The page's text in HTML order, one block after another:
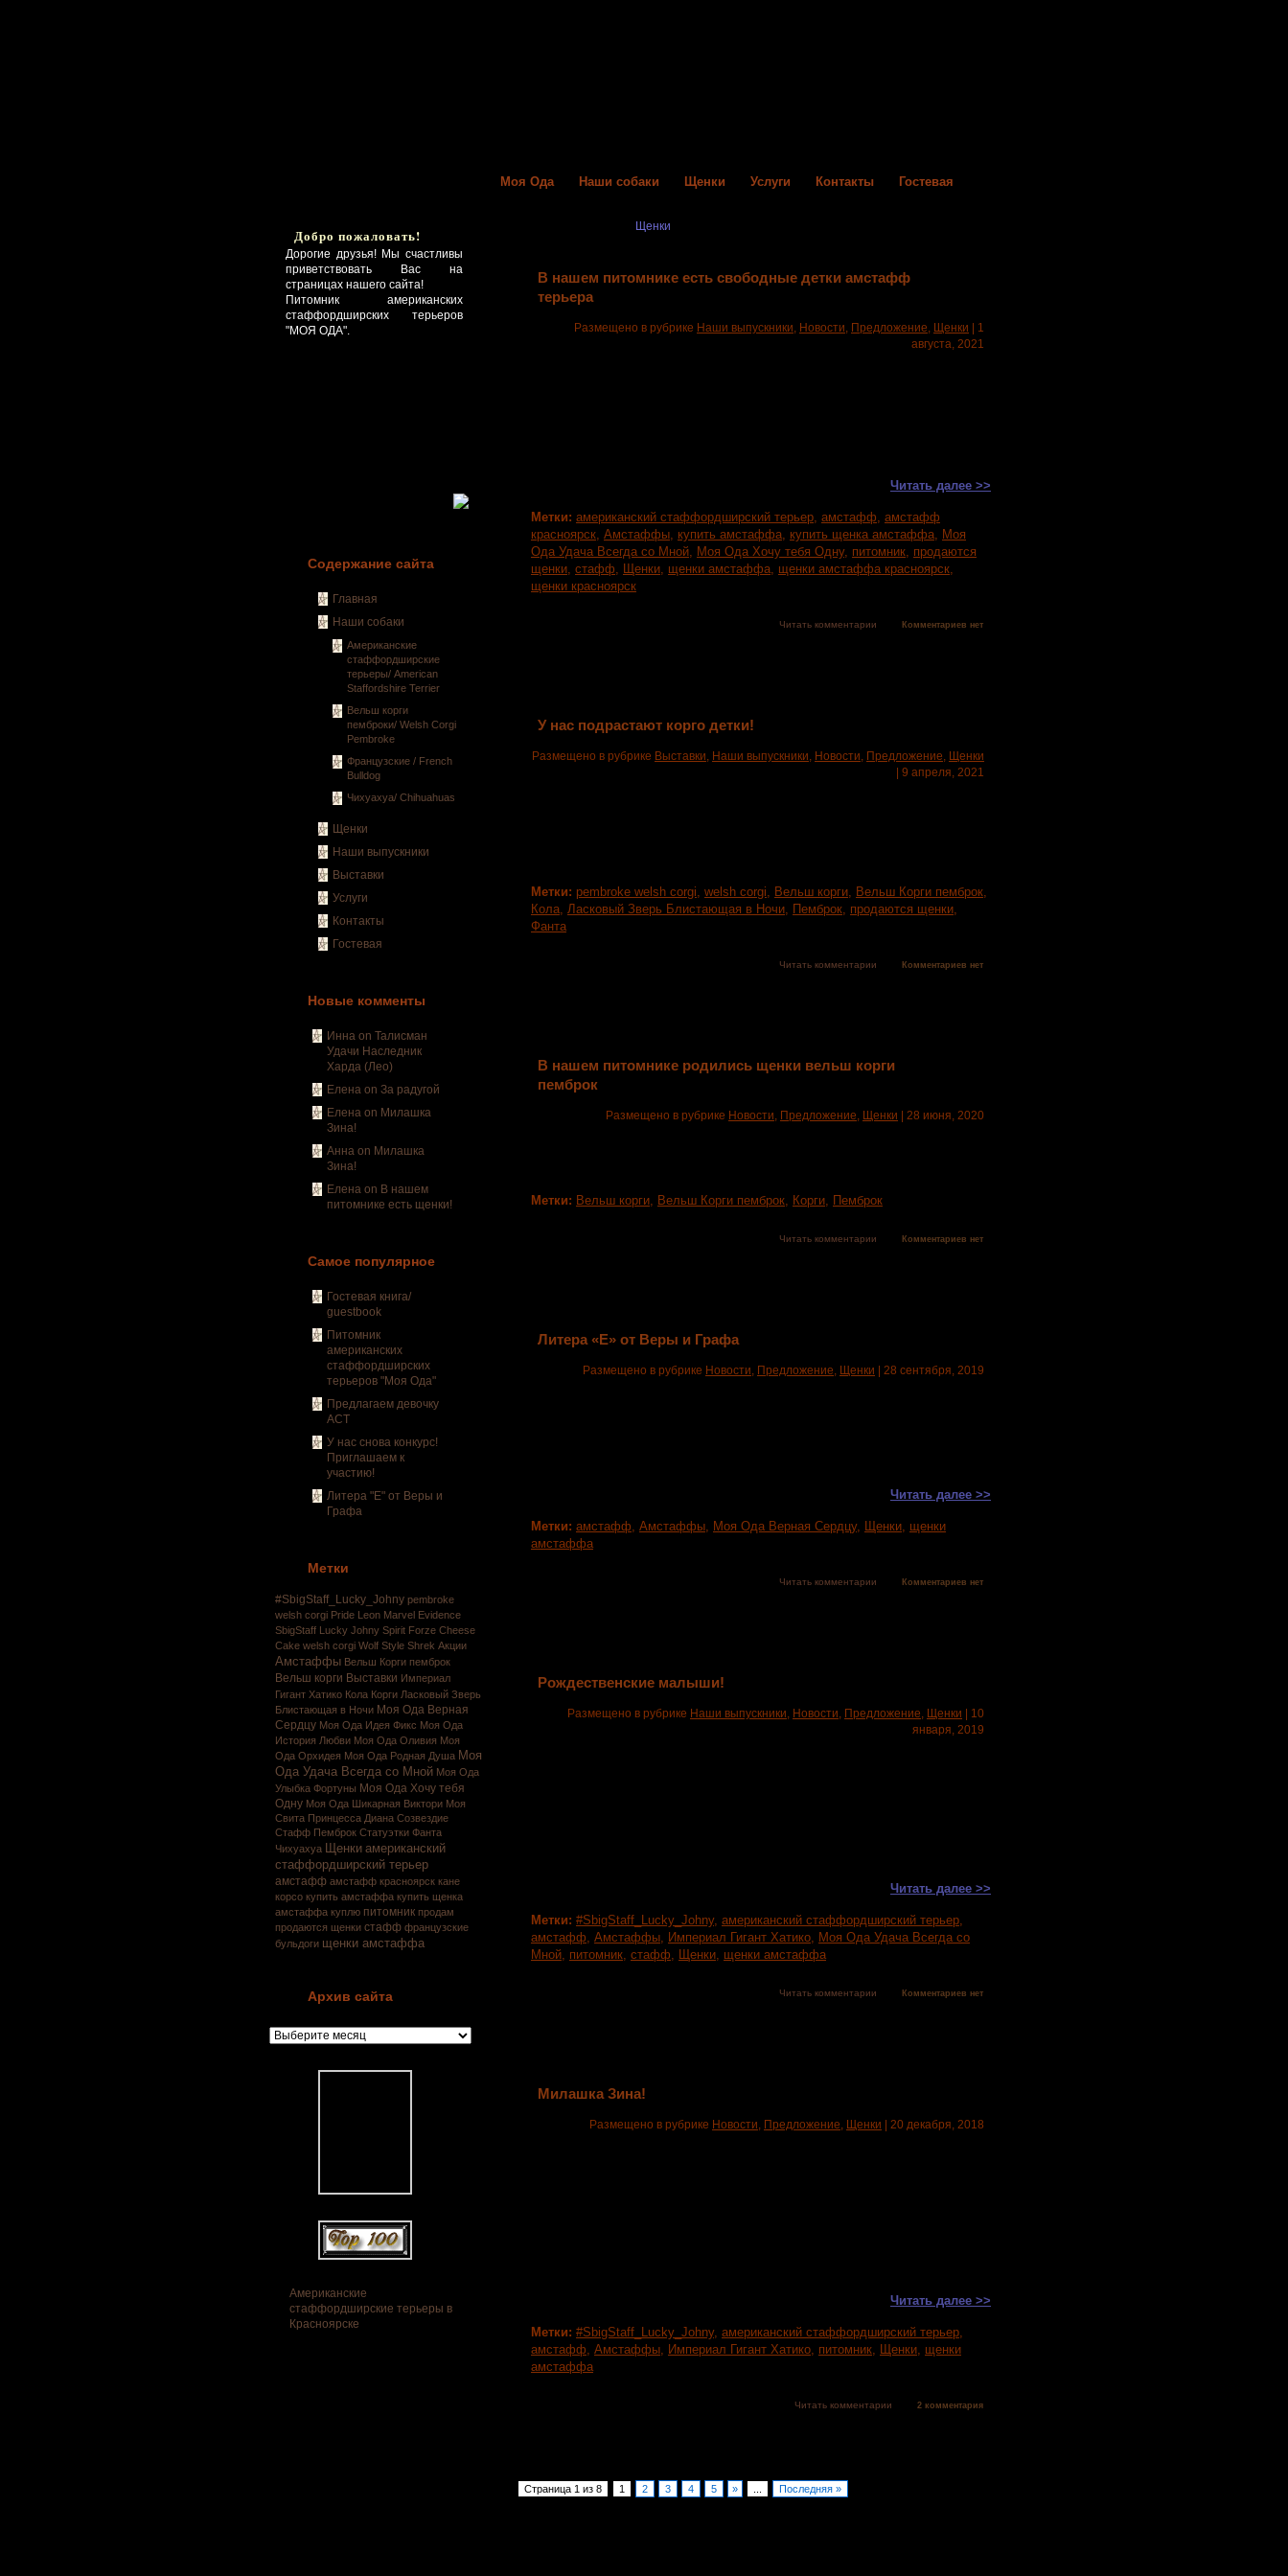
Моя Ода Наши собаки Щенки Услуги Контакты Гостевая
Добро пожаловать!
Дорогие друзья! Мы счастливы
приветствовать Вас на
страницах нашего сайта!
Питомник американских
стаффордширских терьеров
"МОЯ ОДА".
Содержание сайта
Главная
Наши собаки
Американские
стаффордширские
терьеры/ American
Staffordshire Terrier
Вельш корги
пемброки/ Welsh Corgi
Pembroke
Французские / French
Bulldog
Чихуахуа/ Chihuahuas
Щенки
Наши выпускники
Выставки
Услуги
Контакты
Гостевая
Новые комменты
Инна on Талисман
Удачи Наследник
Харда (Лео)
Елена on За радугой
Елена on Милашка
Зина!
Анна on Милашка
Зина!
Елена on В нашем
питомнике есть щенки!
Самое популярное
Гостевая книга/
guestbook
Питомник
американских
стаффордширских
терьеров "Моя Ода"
Предлагаем девочку
АСТ
У нас снова конкурс!
Приглашаем к
участию!
Литера "Е" от Веры и
Графа
Метки
#SbigStaff_Lucky_Johny pembroke
welsh corgi Pride Leon Marvel Evidence
SbigStaff Lucky Johny Spirit Forze Cheese
Cake welsh corgi Wolf Style Shrek Акции
Амстаффы Вельш Корги пемброк
Вельш корги Выставки Империал
Гигант Хатико Кола Корги Ласковый Зверь
Блистающая в Ночи Моя Ода Верная
Сердцу Моя Ода Идея Фикс Моя Ода
История Любви Моя Ода Оливия Моя
Ода Орхидея Моя Ода Родная Душа Моя
Ода Удача Всегда со Мной Моя Ода
Улыбка Фортуны Моя Ода Хочу тебя
Одну Моя Ода Шикарная Виктори Моя
Свита Принцесса Диана Созвездие
Стафф Пемброк Статуэтки Фанта
Чихуахуа Щенки американский
стаффордширский терьер
амстафф амстафф красноярск кане
корсо купить амстаффа купить щенка
амстаффа куплю питомник продам
продаются щенки стафф французские
бульдоги щенки амстаффа
Архив сайта
Американские
стаффордширские терьеры в
Красноярске
Щенки
В нашем питомнике есть свободные детки амстафф
терьера
Размещено в рубрике Наши выпускники, Новости, Предложение, Щенки | 1
августа, 2021
Читать далее >>
Метки: американский стаффордширский терьер, амстафф, амстафф
красноярск, Амстаффы, купить амстаффа, купить щенка амстаффа, Моя
Ода Удача Всегда со Мной, Моя Ода Хочу тебя Одну, питомник, продаются
щенки, стафф, Щенки, щенки амстаффа, щенки амстаффа красноярск,
щенки красноярск
Читать комментарии Комментариев нет
У нас подрастают корго детки!
Размещено в рубрике Выставки, Наши выпускники, Новости, Предложение, Щенки
| 9 апреля, 2021
Метки: pembroke welsh corgi, welsh corgi, Вельш корги, Вельш Корги пемброк,
Кола, Ласковый Зверь Блистающая в Ночи, Пемброк, продаются щенки,
Фанта
Читать комментарии Комментариев нет
В нашем питомнике родились щенки вельш корги
пемброк
Размещено в рубрике Новости, Предложение, Щенки | 28 июня, 2020
Метки: Вельш корги, Вельш Корги пемброк, Корги, Пемброк
Читать комментарии Комментариев нет
Литера «Е» от Веры и Графа
Размещено в рубрике Новости, Предложение, Щенки | 28 сентября, 2019
Читать далее >>
Метки: амстафф, Амстаффы, Моя Ода Верная Сердцу, Щенки, щенки
амстаффа
Читать комментарии Комментариев нет
Рождественские малыши!
Размещено в рубрике Наши выпускники, Новости, Предложение, Щенки | 10
января, 2019
Читать далее >>
Метки: #SbigStaff_Lucky_Johny, американский стаффордширский терьер,
амстафф, Амстаффы, Империал Гигант Хатико, Моя Ода Удача Всегда со
Мной, питомник, стафф, Щенки, щенки амстаффа
Читать комментарии Комментариев нет
Милашка Зина!
Размещено в рубрике Новости, Предложение, Щенки | 20 декабря, 2018
Читать далее >>
Метки: #SbigStaff_Lucky_Johny, американский стаффордширский терьер,
амстафф, Амстаффы, Империал Гигант Хатико, питомник, Щенки, щенки
амстаффа
Читать комментарии 2 комментария
Страница 1 из 8 1 2 3 4 5 » Последняя »